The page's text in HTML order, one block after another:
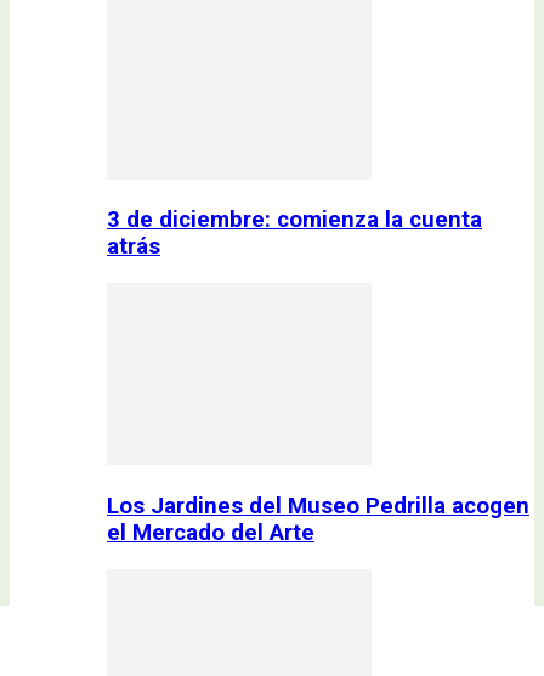
3 de diciembre: comienza la cuenta
atrás
Los Jardines del Museo Pedrilla acogen
el Mercado del Arte